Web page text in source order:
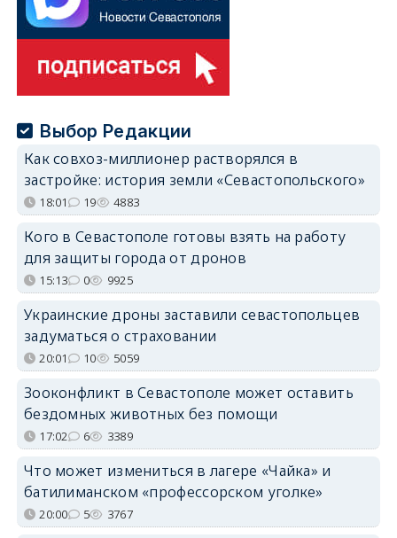
Выбор Редакции
Как совхоз-миллионер растворялся в
застройке: история земли «Севастопольского»
18:01 19 4883
Кого в Севастополе готовы взять на работу
для защиты города от дронов
15:13 0 9925
Украинские дроны заставили севастопольцев
задуматься о страховании
20:01 10 5059
Зооконфликт в Севастополе может оставить
бездомных животных без помощи
17:02 6 3389
Что может измениться в лагере «Чайка» и
батилиманском «профессорском уголке»
20:00 5 3767